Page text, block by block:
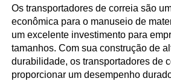
Os transportadores de correia são
econômica para o manuseio de
um excelente investimento para
tamanhos. Com sua construção de
durabilidade, os transportadores de
proporcionar um desempenho